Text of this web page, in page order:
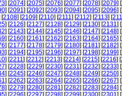
] [2074] [2075] [2076] [2077] [2078] [2079] [
] [2091] [2092] [2093] [2094] [2095] [2096] [
[2108] [2109] [2110] [2111] [2112] [2113] [
] [2126] [2127] [2128] [2129] [2130] [2131] [
] [2143] [2144] [2145] [2146] [2147] [2148] [
] [2160] [2161] [2162] [2163] [2164] [2165] [
] [2177] [2178] [2179] [2180] [2181] [2182] [
] [2194] [2195] [2196] [2197] [2198] [2199] [
] [2211] [2212] [2213] [2214] [2215] [2216] [
] [2228] [2229] [2230] [2231] [2232] [2233] [
] [2245] [2246] [2247] [2248] [2249] [2250] [
] [2262] [2263] [2264] [2265] [2266] [2267] [
] [2279] [2280] [2281] [2282] [2283] [2284] [
] [2296] [2297] [2298] [2299] [2300] [2301] [